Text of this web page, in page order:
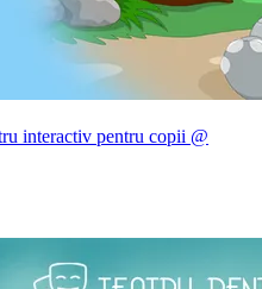
interactiv pentru copii @